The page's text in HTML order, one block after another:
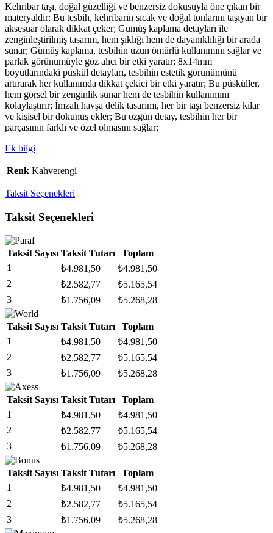
Kehribar taşı, doğal güzelliği ve benzersiz dokusuyla öne çıkan bir
materyaldir; Bu tesbih, kehribarın sıcak ve doğal tonlarını taşıyan bir
aksesuar olarak dikkat çeker; Gümüş kaplama detayları ile
zenginleştirilmiş tasarım, hem şıklığı hem de dayanıklılığı bir arada
sunar; Gümüş kaplama, tesbihin uzun ömürlü kullanımını sağlar ve
parlak görünümüyle göz alıcı bir etki yaratır; 8x14mm
boyutlarındaki püskül detayları, tesbihin estetik görünümünü
artırarak her kullanımda dikkat çekici bir etki yaratır; Bu püsküller,
hem görsel bir zenginlik sunar hem de tesbihin kullanımını
kolaylaştırır; İmzalı havşa delik tasarımı, her bir taşı benzersiz kılar
ve kişisel bir dokunuş ekler; Bu özgün detay, tesbihin her bir
parçasının farklı ve özel olmasını sağlar;
Ek bilgi
Renk Kahverengi
Taksit Seçenekleri
Taksit Seçenekleri
Taksit Sayısı Taksit Tutarı
Toplam
1
₺4.981,50 ₺4.981,50
2
₺2.582,77 ₺5.165,54
3
₺1.756,09 ₺5.268,28
Taksit Sayısı Taksit Tutarı
Toplam
1
₺4.981,50 ₺4.981,50
2
₺2.582,77 ₺5.165,54
3
₺1.756,09 ₺5.268,28
Taksit Sayısı Taksit Tutarı
Toplam
1
₺4.981,50 ₺4.981,50
2
₺2.582,77 ₺5.165,54
3
₺1.756,09 ₺5.268,28
Taksit Sayısı Taksit Tutarı
Toplam
1
₺4.981,50 ₺4.981,50
2
₺2.582,77 ₺5.165,54
3
₺1.756,09 ₺5.268,28